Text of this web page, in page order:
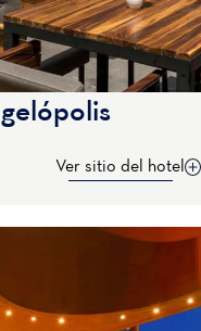
Ver sitio del hotel